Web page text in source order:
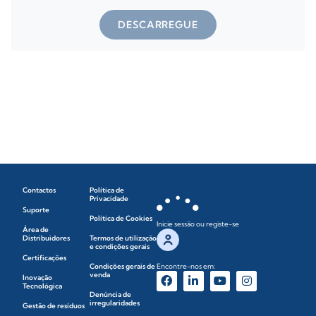
DESCARREGUE
Contactos
Suporte
Área de
Distribuidores
Certificações
Inovação
Tecnológica
Gestão de resíduos
Política de
Privacidade
Política de Cookies
Termos de utilização
e condições gerais
Condições gerais de
venda
Denúncia de
irregularidades
Inicie sessão ou registe-se
Encontre-nos em: